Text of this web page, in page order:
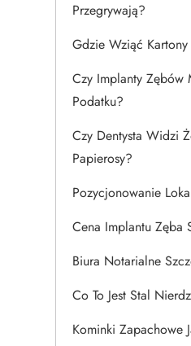
Przegrywają?
Gdzie Wziąć
Czy Implanty
Podatku?
Czy Dentysta Widzi
Papierosy?
Pozycjonowanie
Cena Implantu Zęba
Biura Notarialne
Co To Jest Stal
Kominki Zapachowe